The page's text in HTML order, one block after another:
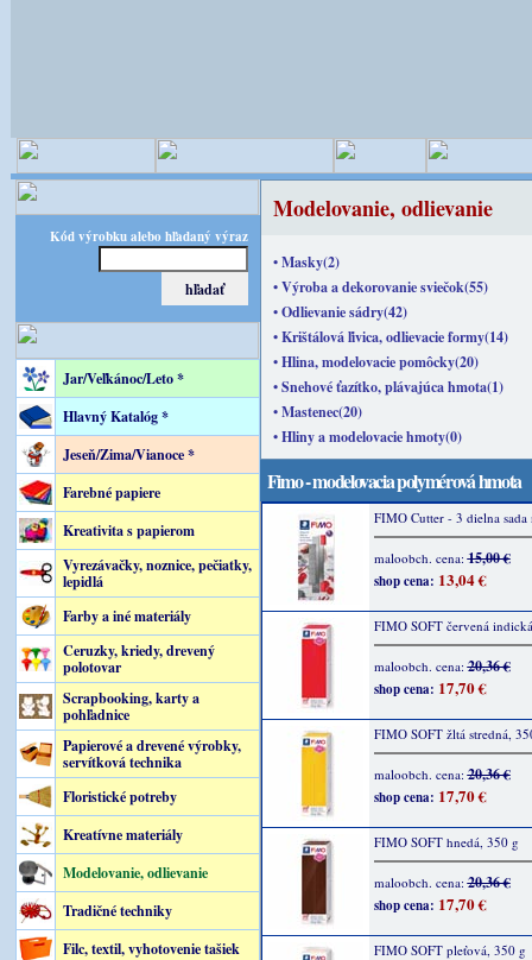
Kód výrobku alebo hľadaný výraz
Jar/Veľkánoc/Leto *
Hlavný Katalóg *
Jeseň/Zima/Vianoce *
Farebné papiere
Kreativita s papierom
Vyrezávačky, noznice, pečiatky,
lepidlá
Farby a iné materiály
Ceruzky, kriedy, drevený
polotovar
Scrapbooking, karty a
pohľadnice
Papierové a drevené výrobky,
servítková technika
Floristické potreby
Kreatívne materiály
Modelovanie, odlievanie
Tradičné techniky
Filc, textil, vyhotovenie tašiek
Modelovanie, odlievanie
• Masky(2)
• Výroba a dekorovanie sviečok(55)
• Odlievanie sádry(42)
• Krištálová ľivica, odlievacie formy(14)
• Hlina, modelovacie pomôcky(20)
• Snehové ťazítko, plávajúca hmota(1)
• Mastenec(20)
• Hliny a modelovacie hmoty(0)
Fimo - modelovacia polymérová hmota
FIMO Cutter - 3 dielna sada
maloobch. cena:15,00 €
shop cena: 13,04 €
FIMO SOFT červená
maloobch. cena:20,36 €
shop cena: 17,70 €
FIMO SOFT žltá stredná,
maloobch. cena:20,36 €
shop cena: 17,70 €
FIMO SOFT hnedá, 350 g
maloobch. cena:20,36 €
shop cena: 17,70 €
FIMO SOFT pleťová, 350 g